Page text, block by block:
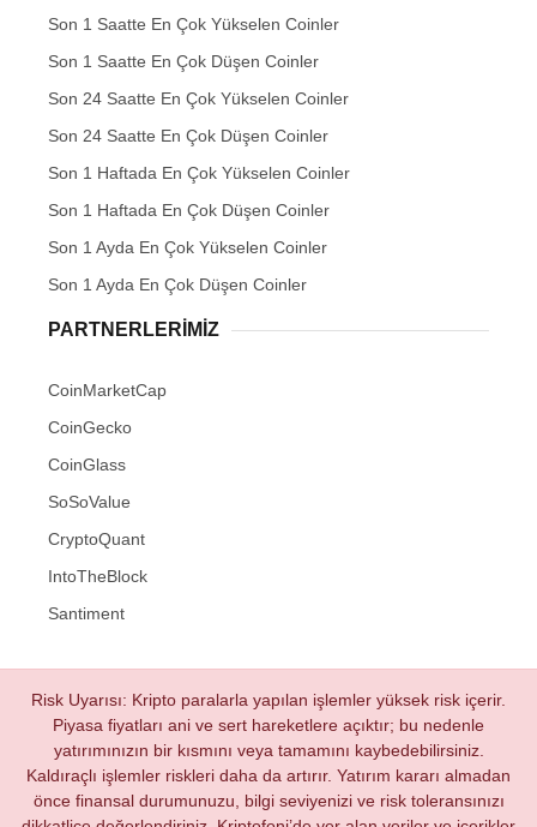
Son 1 Saatte En Çok Yükselen Coinler
Son 1 Saatte En Çok Düşen Coinler
Son 24 Saatte En Çok Yükselen Coinler
Son 24 Saatte En Çok Düşen Coinler
Son 1 Haftada En Çok Yükselen Coinler
Son 1 Haftada En Çok Düşen Coinler
Son 1 Ayda En Çok Yükselen Coinler
Son 1 Ayda En Çok Düşen Coinler
PARTNERLERIMIZ
CoinMarketCap
CoinGecko
CoinGlass
SoSoValue
CryptoQuant
IntoTheBlock
Santiment
Risk Uyarısı: Kripto paralarla yapılan işlemler yüksek risk içerir.
Piyasa fiyatları ani ve sert hareketlere açıktır; bu nedenle
yatırımınızın bir kısmını veya tamamını kaybedebilirsiniz.
Kaldıraçlı işlemler riskleri daha da artırır. Yatırım kararı almadan
önce finansal durumunuzu, bilgi seviyenizi ve risk toleransınızı